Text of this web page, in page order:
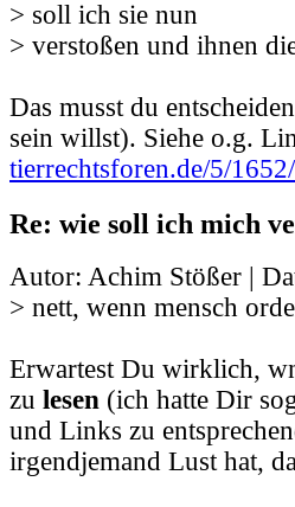
> soll ich sie nun
> verstoßen und ihnen
Das musst du
sein willst). Siehe o.g.
tierrechtsforen.de/5/
Re: wie soll ich mich
Autor: Achim Stößer |
> nett, wenn mensch
Erwartest Du wirklich,
zu lesen (ich hatte Dir
und Links zu
irgendjemand Lust hat,